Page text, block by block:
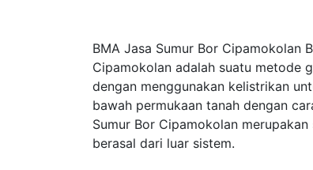
BMA Jasa Sumur Bor Cipamokolan
Cipamokolan adalah suatu metode
dengan menggunakan kelistrikan
bawah permukaan tanah dengan
Sumur Bor Cipamokolan
berasal dari luar sistem.